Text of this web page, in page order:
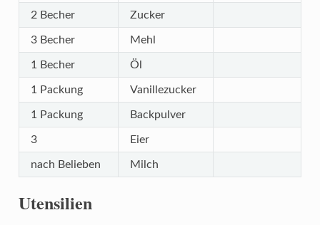
2 Becher Zucker
3 Becher Mehl
1 Becher Öl
1 Packung Vanillezucker
1 Packung Backpulver
3 Eier
nach Belieben Milch
Utensilien